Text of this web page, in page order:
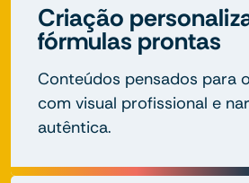
Criação
fórmulas prontas
Conteúdos pensados para
com visual profissional e
autêntica.